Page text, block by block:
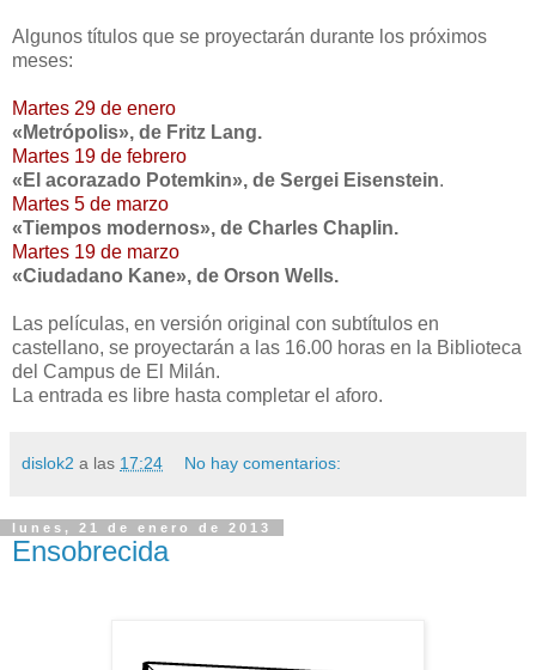
Algunos títulos que se proyectarán durante los próximos
meses:
Martes 29 de enero
«Metrópolis», de Fritz Lang.
Martes 19 de febrero
«El acorazado Potemkin», de Sergei Eisenstein.
Martes 5 de marzo
«Tiempos modernos», de Charles Chaplin.
Martes 19 de marzo
«Ciudadano Kane», de Orson Wells.
Las películas, en versión original con subtítulos en
castellano, se proyectarán a las 16.00 horas en la Biblioteca
del Campus de El Milán.
La entrada es libre hasta completar el aforo.
dislok2 a las 17:24 No hay comentarios:
lunes, 21 de enero de 2013
Ensobrecida